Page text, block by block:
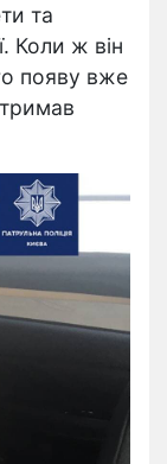
та
Коли ж він
появу вже